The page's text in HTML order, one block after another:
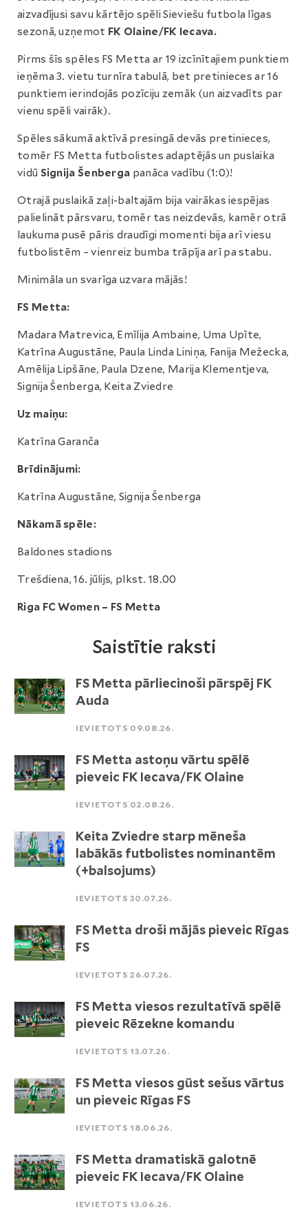
aizvadījusi savu kārtējo spēli Sieviešu futbola līgas
sezonā, uzņemot FK Olaine/FK Iecava.
Pirms šīs spēles FS Metta ar 19 izcīnītajiem punktiem
ieņēma 3. vietu turnīra tabulā, bet pretinieces ar 16
punktiem ierindojās pozīciju zemāk (un aizvadīts par
vienu spēli vairāk).
Spēles sākumā aktīvā presingā devās pretinieces,
tomēr FS Metta futbolistes adaptējās un puslaika
vidū Signija Šenberga panāca vadību (1:0)!
Otrajā puslaikā zaļi-baltajām bija vairākas iespējas
palielināt pārsvaru, tomēr tas neizdevās, kamēr otrā
laukuma pusē pāris draudīgi momenti bija arī viesu
futbolistēm – vienreiz bumba trāpīja arī pa stabu.
Minimāla un svarīga uzvara mājās!
FS Metta:
Madara Matrevica, Emīlija Ambaine, Uma Upīte,
Katrīna Augustāne, Paula Linda Liniņa, Fanija Mežecka,
Amēlija Lipšāne, Paula Dzene, Marija Klementjeva,
Signija Šenberga, Keita Zviedre
Uz maiņu:
Katrīna Garanča
Brīdinājumi:
Katrīna Augustāne, Signija Šenberga
Nākamā spēle:
Baldones stadions
Trešdiena, 16. jūlijs, plkst. 18.00
Riga FC Women – FS Metta
Saistītie raksti
FS Metta pārliecinoši pārspēj FK
Auda
IEVIETOTS 09.08.26.
FS Metta astoņu vārtu spēlē
pieveic FK Iecava/FK Olaine
IEVIETOTS 02.08.26.
Keita Zviedre starp mēneša
labākās futbolistes nominantēm
(+balsojums)
IEVIETOTS 30.07.26.
FS Metta droši mājās pieveic Rīgas
FS
IEVIETOTS 26.07.26.
FS Metta viesos rezultatīvā spēlē
pieveic Rēzekne komandu
IEVIETOTS 13.07.26.
FS Metta viesos gūst sešus vārtus
un pieveic Rīgas FS
IEVIETOTS 18.06.26.
FS Metta dramatiskā galotnē
pieveic FK Iecava/FK Olaine
IEVIETOTS 13.06.26.